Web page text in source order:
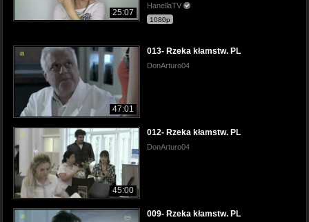
25:07
HanellaTV
1080p
47:01
013- Rzeka kłamstw. PL
DonArturo04
45:00
012- Rzeka kłamstw. PL
DonArturo04
009- Rzeka kłamstw. PL